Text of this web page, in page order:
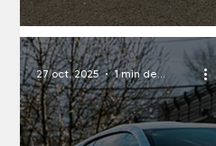
27 oct. 2025 1 min de lecture